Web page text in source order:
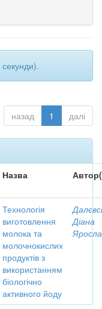
назад 1 далі
Назва
Технологія
виготовлення
молока та
молочнокислих
продуктів з
використанням
біологічно
активного йоду
Діана